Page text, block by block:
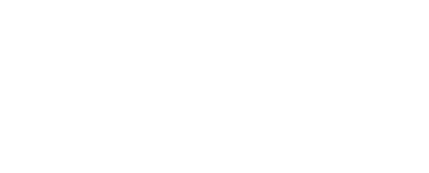
Collection Planning Tool.